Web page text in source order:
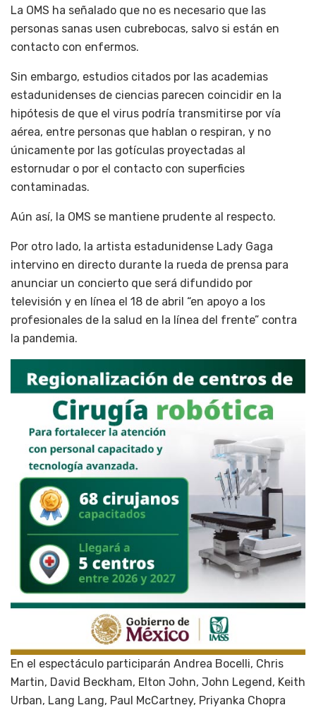
La OMS ha señalado que no es necesario que las
personas sanas usen cubrebocas, salvo si están en
contacto con enfermos.
Sin embargo, estudios citados por las academias
estadunidenses de ciencias parecen coincidir en la
hipótesis de que el virus podría transmitirse por vía
aérea, entre personas que hablan o respiran, y no
únicamente por las gotículas proyectadas al
estornudar o por el contacto con superficies
contaminadas.
Aún así, la OMS se mantiene prudente al respecto.
Por otro lado, la artista estadunidense Lady Gaga
intervino en directo durante la rueda de prensa para
anunciar un concierto que será difundido por
televisión y en línea el 18 de abril “en apoyo a los
profesionales de la salud en la línea del frente” contra
la pandemia.
En el espectáculo participarán Andrea Bocelli, Chris
Martin, David Beckham, Elton John, John Legend, Keith
Urban, Lang Lang, Paul McCartney, Priyanka Chopra